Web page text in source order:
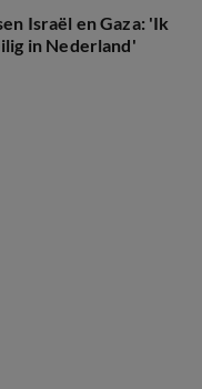
Israël en Gaza: 'Ik
in Nederland'